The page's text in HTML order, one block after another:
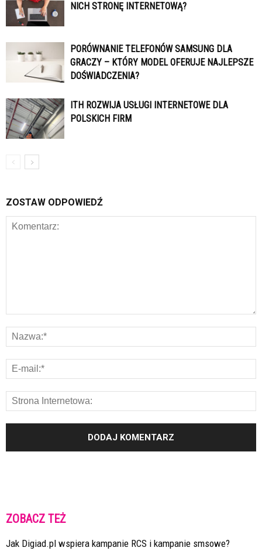
NICH STRONĘ INTERNETOWĄ?
PORÓWNANIE TELEFONÓW SAMSUNG DLA
GRACZY – KTÓRY MODEL OFERUJE NAJLEPSZE
DOŚWIADCZENIA?
ITH ROZWIJA USŁUGI INTERNETOWE DLA
POLSKICH FIRM
ZOSTAW ODPOWIEDŹ
ZOBACZ TEŻ
Jak Digiad.pl wspiera kampanie RCS i kampanie smsowe?